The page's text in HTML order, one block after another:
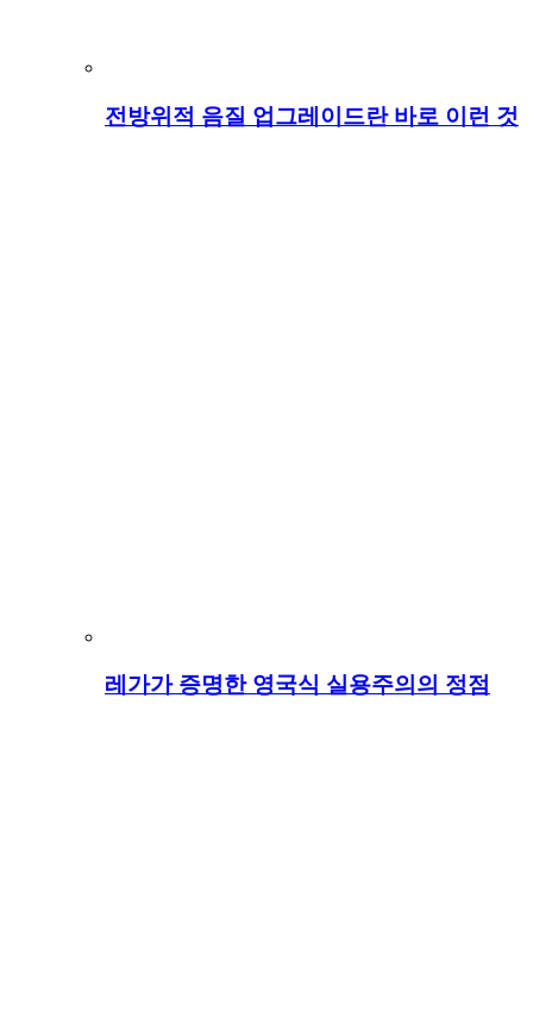
전방위적 음질 업그레이드란 바로 이런 것
레가가 증명한 영국식 실용주의의 정점